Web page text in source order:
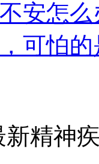
安怎
可怕
新精神